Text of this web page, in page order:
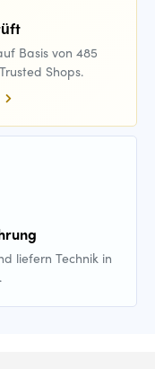
Basis von 485
Shops.
liefern Technik in